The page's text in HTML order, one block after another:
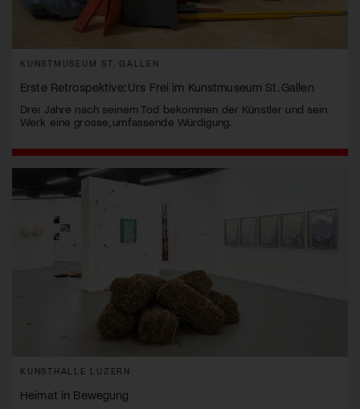
KUNSTMUSEUM ST. GALLEN
Erste Retrospektive: Urs Frei im Kunstmuseum St. Gallen
Drei Jahre nach seinem Tod bekommen der Künstler und sein
Werk eine grosse, umfassende Würdigung.
KUNSTHALLE LUZERN
Heimat in Bewegung